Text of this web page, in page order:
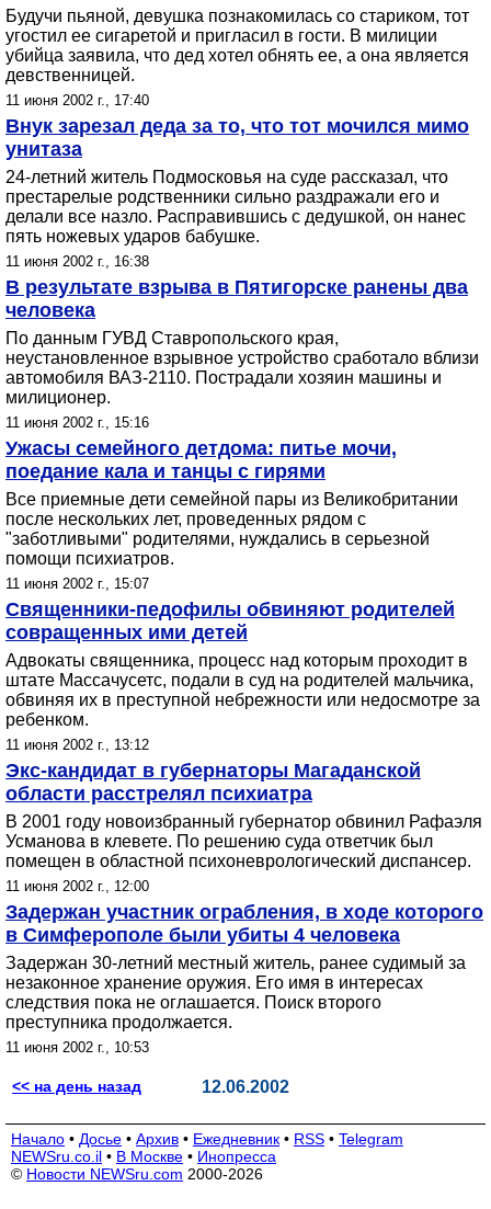
Будучи пьяной, девушка познакомилась со стариком, тот
угостил ее сигаретой и пригласил в гости. В милиции
убийца заявила, что дед хотел обнять ее, а она является
девственницей.
11 июня 2002 г., 17:40
Внук зарезал деда за то, что тот мочился мимо
унитаза
24-летний житель Подмосковья на суде рассказал, что
престарелые родственники сильно раздражали его и
делали все назло. Расправившись с дедушкой, он нанес
пять ножевых ударов бабушке.
11 июня 2002 г., 16:38
В результате взрыва в Пятигорске ранены два
человека
По данным ГУВД Ставропольского края,
неустановленное взрывное устройство сработало вблизи
автомобиля ВАЗ-2110. Пострадали хозяин машины и
милиционер.
11 июня 2002 г., 15:16
Ужасы семейного детдома: питье мочи,
поедание кала и танцы с гирями
Все приемные дети семейной пары из Великобритании
после нескольких лет, проведенных рядом с
"заботливыми" родителями, нуждались в серьезной
помощи психиатров.
11 июня 2002 г., 15:07
Священники-педофилы обвиняют родителей
совращенных ими детей
Адвокаты священника, процесс над которым проходит в
штате Массачусетс, подали в суд на родителей мальчика,
обвиняя их в преступной небрежности или недосмотре за
ребенком.
11 июня 2002 г., 13:12
Экс-кандидат в губернаторы Магаданской
области расстрелял психиатра
В 2001 году новоизбранный губернатор обвинил Рафаэля
Усманова в клевете. По решению суда ответчик был
помещен в областной психоневрологический диспансер.
11 июня 2002 г., 12:00
Задержан участник ограбления, в ходе которого
в Симферополе были убиты 4 человека
Задержан 30-летний местный житель, ранее судимый за
незаконное хранение оружия. Его имя в интересах
следствия пока не оглашается. Поиск второго
преступника продолжается.
11 июня 2002 г., 10:53
<< на день назад 12.06.2002
Начало • Досье • Архив • Ежедневник • RSS • Telegram
NEWSru.co.il • В Москве • Инопресса
© Новости NEWSru.com 2000-2026